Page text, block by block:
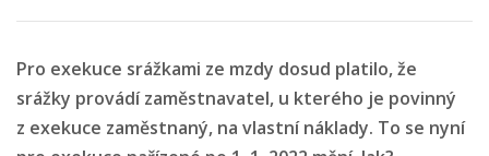
Pro exekuce srážkami ze mzdy dosud platilo, že
srážky provádí zaměstnavatel, u kterého je povinný
z exekuce zaměstnaný, na vlastní náklady. To se nyní